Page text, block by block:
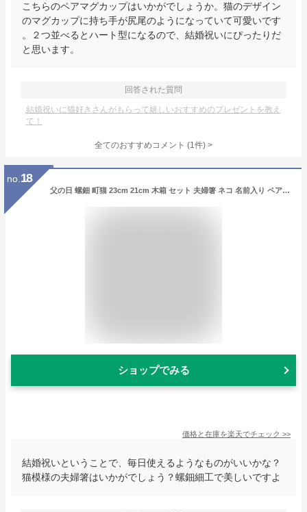
こちらのペアマグカップはいかがでしょうか。猫のデザイン
のマグカップに持ち手が尻尾のようになっていて可愛いです
。２つ並べるとハート型になるので、結婚祝いにぴったりだ
と思います。
回答された質問
結婚祝いに猫好きさんがもらって嬉しいおすすめのプレゼントを教え
て！
全てのおすすめコメント (1件) >
no. 18
父の日 螺鈿 町猫 23cm 21cm 木箱 セット 夫婦箸 ネコ 名前入り ペア 猫 お箸 プレゼント 結婚祝い 誕生日祝い 食洗機対応 お祝い 名入れ 豪華 記念日 贈り物 名前 誕生日 新婚 父 母 アニマル 可愛い
ショップでみる
価格と在庫を楽天でチェック >>
結婚祝いということで、毎日使えるようなものがいいかな？
猫模様の夫婦箸はいかがでしょう？螺鈿細工で美しいですよ